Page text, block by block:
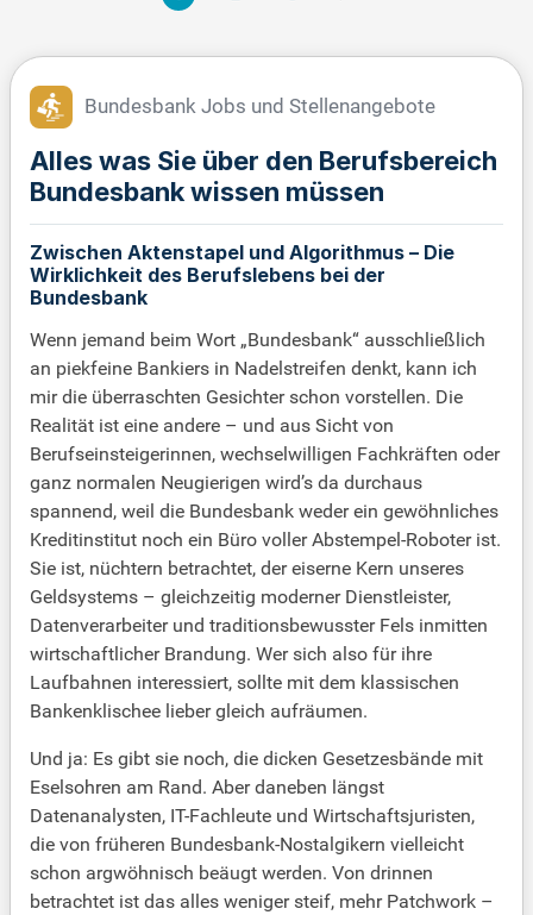
Bundesbank Jobs und Stellenangebote
Alles was Sie über den Berufsbereich
Bundesbank wissen müssen
Zwischen Aktenstapel und Algorithmus – Die
Wirklichkeit des Berufslebens bei der
Bundesbank
Wenn jemand beim Wort „Bundesbank“ ausschließlich
an piekfeine Bankiers in Nadelstreifen denkt, kann ich
mir die überraschten Gesichter schon vorstellen. Die
Realität ist eine andere – und aus Sicht von
Berufseinsteigerinnen, wechselwilligen Fachkräften oder
ganz normalen Neugierigen wird’s da durchaus
spannend, weil die Bundesbank weder ein gewöhnliches
Kreditinstitut noch ein Büro voller Abstempel-Roboter ist.
Sie ist, nüchtern betrachtet, der eiserne Kern unseres
Geldsystems – gleichzeitig moderner Dienstleister,
Datenverarbeiter und traditionsbewusster Fels inmitten
wirtschaftlicher Brandung. Wer sich also für ihre
Laufbahnen interessiert, sollte mit dem klassischen
Bankenklischee lieber gleich aufräumen.
Und ja: Es gibt sie noch, die dicken Gesetzesbände mit
Eselsohren am Rand. Aber daneben längst
Datenanalysten, IT-Fachleute und Wirtschaftsjuristen,
die von früheren Bundesbank-Nostalgikern vielleicht
schon argwöhnisch beäugt werden. Von drinnen
betrachtet ist das alles weniger steif, mehr Patchwork –